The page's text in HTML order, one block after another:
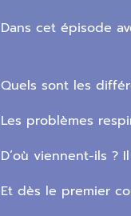
Dans cet épisode
Quels sont les
Les problèmes
D’où viennent-ils ?
Et dès le premier